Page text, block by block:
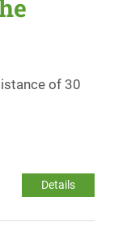
of 30
Details